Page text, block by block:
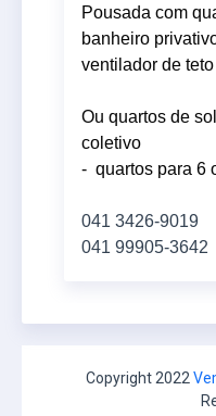
Pousada com
banheiro
ventilador de
Ou quartos de
coletivo
- quartos para6
041 3426-9019
041 99905-3642
Copyright 2022